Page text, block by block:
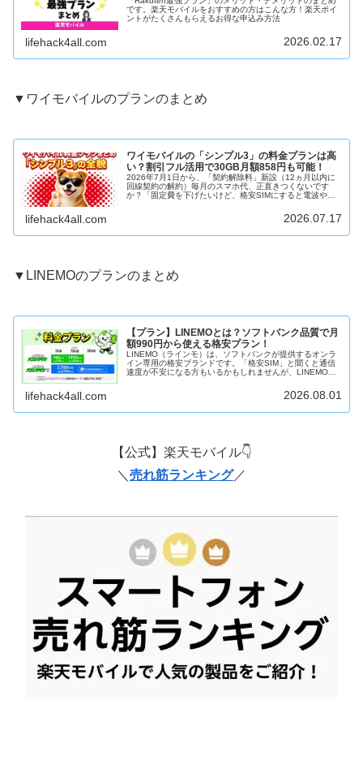
です。楽天モバイルをおすすめの方はこんな方！楽天ポイ
ントがたくさんもらえるお得な申込み方法
lifehack4all.com 2026.02.17
▼ワイモバイルのプランのまとめ
ワイモバイルの「シンプル3」の料金プランは高
い？割引フル活用で30GB月額858円も可能！
2026年7月1日から、「契約解除料」新設（12ヵ月以内に
回線契約の解約）毎月のスマホ代、正直きつくないです
か？「固定費を下げたいけど、格安SIMにすると電波や速
lifehack4all.com 2026.07.17
▼LINEMOのプランのまとめ
【プラン】LINEMOとは？ソフトバンク品質で月
額990円から使える格安プラン！
LINEMO（ラインモ）は、ソフトバンクが提供するオンラ
イン専用の格安ブランドです。「格安SIM」と聞くと通信
速度が不安になる方もいるかもしれませんが、LINEMOは
lifehack4all.com 2026.08.01
【公式】楽天モバイル👇
＼ 売れ筋ランキング／